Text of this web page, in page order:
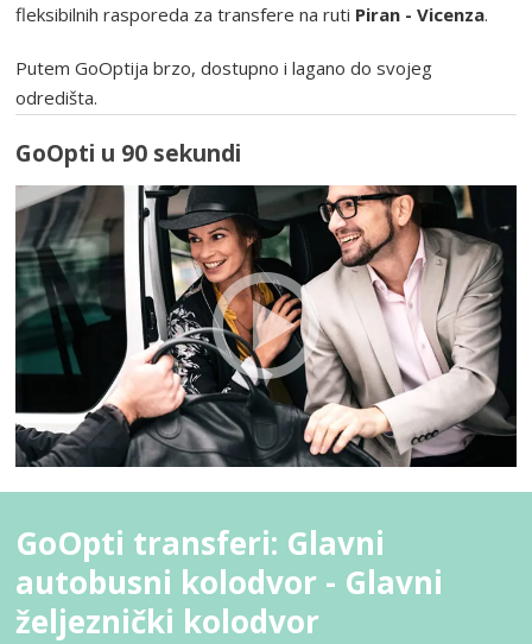
fleksibilnih rasporeda za transfere na ruti Piran - Vicenza.
Putem GoOptija brzo, dostupno i lagano do svojeg
odredišta.
GoOpti u 90 sekundi
GoOpti transferi: Glavni
autobusni kolodvor - Glavni
željeznički kolodvor